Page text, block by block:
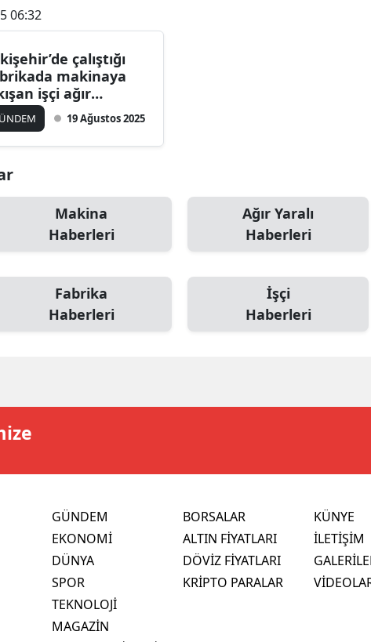
06:32
çalıştığı
makinaya
işçi ağır
19 Ağustos 2025
Makina
Haberleri
Ağır Yaralı
Haberleri
Fabrika
Haberleri
İşçi
Haberleri
GÜNDEM
EKONOMİ
DÜNYA
SPOR
TEKNOLOJİ
MAGAZİN
BORSALAR
ALTIN FİYATLARI
DÖVİZ FİYATLARI
KRİPTO PARALAR
KÜNYE
İLETİŞİM